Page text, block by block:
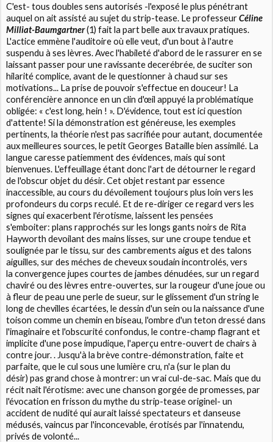
C'est- tous doubles sens autorisés -l'exposé le plus pénétrant
auquel on ait assisté au sujet du strip-tease. Le professeurCéline
Milliat-Baumgartner(1) fait la part belle aux travaux pratiques.
L'actice emmène l'auditoire où elle veut, d'un bout à l'autre
suspendu à ses lèvres. Avec l'habileté d'abord de le rassurer en se
laissant passer pour une ravissante decerébrée, de suciter son
hilarité complice, avant de le questionner à chaud sur ses
motivations... La prise de pouvoir s'effectue en douceur! La
conférencière annonce en un clin d'œil appuyé la problématique
obligée: « c'est long, hein ! ». D'évidence, tout est ici question
d'attente! Si la démonstration est généreuse, les exemples
pertinents, la théorie n'est pas sacrifiée pour autant, documentée
aux meilleures sources, le petit Georges Bataille bien assimilé. La
langue caresse patiemment des évidences, mais qui sont
bienvenues. L'effeuillage étant donc l'art de détourner le regard
de l'obscur objet du désir. Cet objet restant par essence
inaccessible, au cours du dévoilement toujours plus loin vers les
profondeurs du corps reculé. Et de re-diriger ce regard vers les
signes qui exacerbent l'érotisme, laissent les pensées
s'emboiter: plans rapprochés sur les longs gants noirs de Rita
Hayworth devoilant des mains lisses, sur une croupe tendue et
soulignée par le tissu, sur des cambrements aigus et des talons
aiguilles, sur des méches de cheveux soudain incontrolés, vers
la convergence jupes courtes de jambes dénudées, sur un regard
chaviré ou des lèvres entre-ouvertes, sur la rougeur d'une joue ou
à fleur de peau une perle de sueur, sur le glissement d'un string le
long de chevilles écartées, le dessin d'un sein ou la naissance d'une
toison comme un chemin en biseau, l'ombre d'un teton dressé dans
l'imaginaire et l'obscurité confondus, le contre-champ flagrant et
implicite d'une pose impudique, l'aperçu entre-ouvert de chairs à
contre jour. . Jusqu'à la brève contre-démonstration, faite et
parfaite, que le cul sous une lumière cru, n'a (sur le plan du
désir) pas grand chose à montrer: un vrai cul-de-sac. Mais que du
récit naît l'érotisme: avec une chanson gorgée de promesses, par
l'évocation en frisson du mythe du strip-tease originel- un
accident de nudité qui aurait laissé spectateurs et danseuse
médusés, vaincus par l'inconcevable, érotisés par l'innatendu,
privés de volonté...